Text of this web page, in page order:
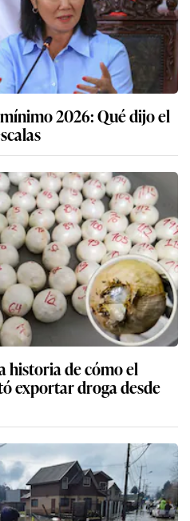
2026: Qué dijo el
historia de cómo el
exportar droga desde